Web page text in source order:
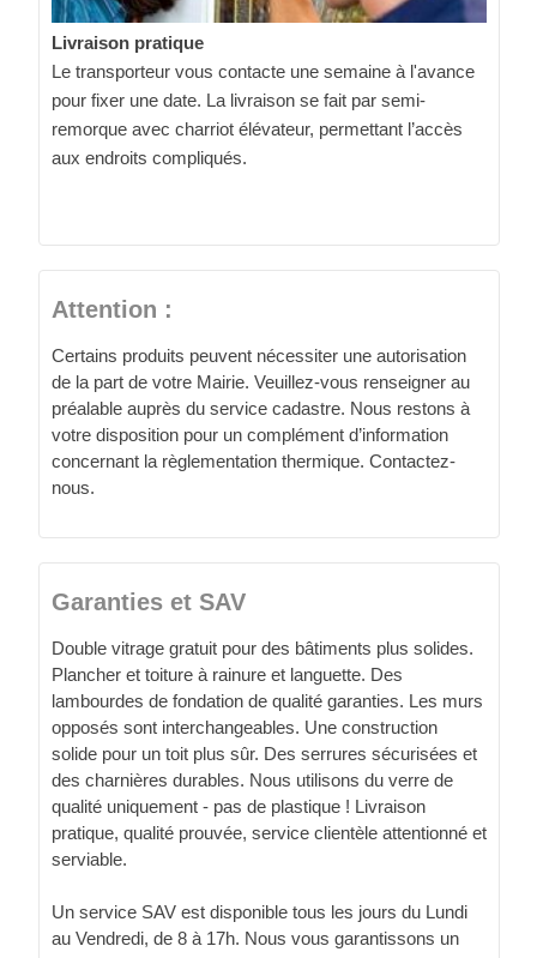
Livraison pratique
Le transporteur vous contacte une semaine à l'avance
pour fixer une date. La livraison se fait par semi-
remorque avec charriot élévateur, permettant l’accès
aux endroits compliqués.
Attention :
Certains produits peuvent nécessiter une autorisation
de la part de votre Mairie. Veuillez-vous renseigner au
préalable auprès du service cadastre. Nous restons à
votre disposition pour un complément d’information
concernant la règlementation thermique. Contactez-
nous.
Garanties et SAV
Double vitrage gratuit pour des bâtiments plus solides.
Plancher et toiture à rainure et languette. Des
lambourdes de fondation de qualité garanties. Les murs
opposés sont interchangeables. Une construction
solide pour un toit plus sûr. Des serrures sécurisées et
des charnières durables. Nous utilisons du verre de
qualité uniquement - pas de plastique ! Livraison
pratique, qualité prouvée, service clientèle attentionné et
serviable.
Un service SAV est disponible tous les jours du Lundi
au Vendredi, de 8 à 17h. Nous vous garantissons un